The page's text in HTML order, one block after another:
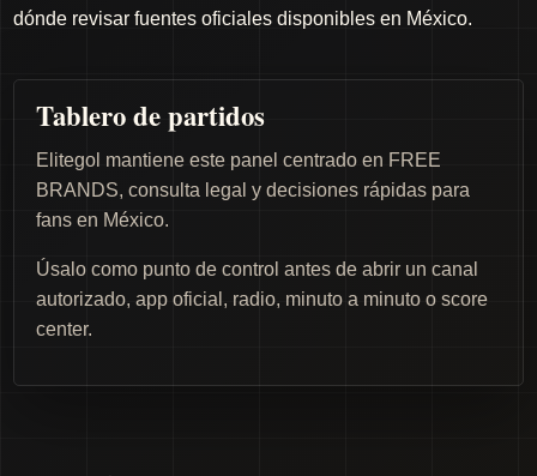
dónde revisar fuentes oficiales disponibles en México.
Tablero de partidos
Elitegol mantiene este panel centrado en FREE
BRANDS, consulta legal y decisiones rápidas para
fans en México.
Úsalo como punto de control antes de abrir un canal
autorizado, app oficial, radio, minuto a minuto o score
center.